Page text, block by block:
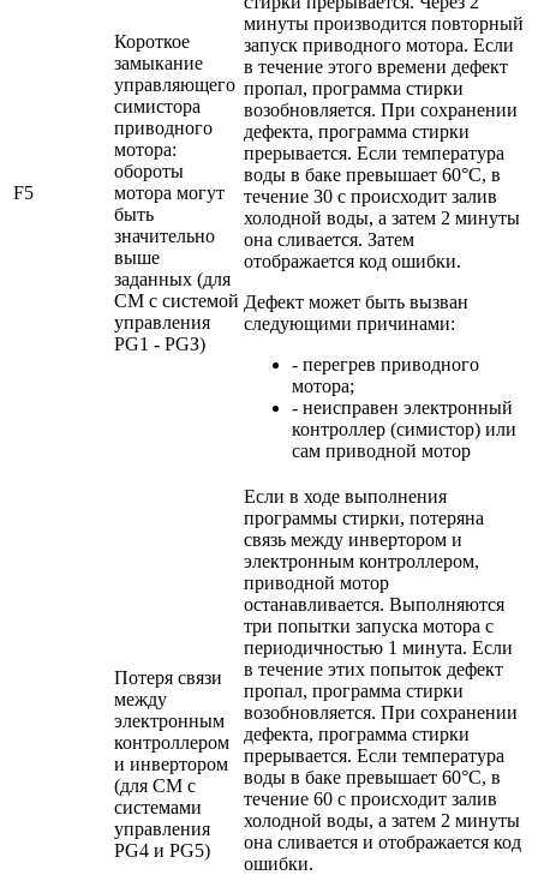
F5
Короткое
замыкание
управляющего
симистора
приводного
мотора:
обороты
мотора могут
быть
значительно
выше
заданных (для
СМ с системой
управления
PG1 - PGЗ)
минуты производится повторный
запуск приводного мотора. Если
в течение этого времени дефект
пропал, программа стирки
возобновляется. При сохранении
дефекта, программа стирки
прерывается. Если температура
воды в баке превышает 60°С, в
течение 30 с происходит залив
холодной воды, а затем 2 минуты
она сливается. Затем
отображается код ошибки.
Дефект может быть вызван
следующими причинами:
- перегрев приводного
мотора;
- неисправен электронный
контроллер (симистор) или
сам приводной мотор
Потеря связи
между
электронным
контроллером
и инвертором
(для СМ с
системами
управления
PG4 и PG5)
Если в ходе выполнения
программы стирки, потеряна
связь между инвертором и
электронным контроллером,
приводной мотор
останавливается. Выполняются
три попытки запуска мотора с
периодичностью 1 минута. Если
в течение этих попыток дефект
пропал, программа стирки
возобновляется. При сохранении
дефекта, программа стирки
прерывается. Если температура
воды в баке превышает 60°С, в
течение 60 с происходит залив
холодной воды, а затем 2 минуты
она сливается и отображается код
ошибки.